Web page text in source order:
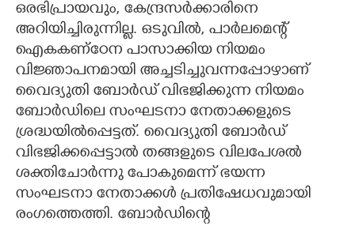
ഒരഭിപ്രായവും, കേന്ദ്രസർക്കാരിനെ
അറിയിച്ചിരുന്നില്ല. ഒടുവിൽ, പാർലമെന്റ്
ഐകകണ്ഠേന പാസാക്കിയ നിയമം
വിജ്ഞാപനമായി അച്ചടിച്ചുവന്നപ്പോഴാണ്
വൈദ്യുതി ബോർഡ് വിഭജിക്കുന്ന നിയമം
ബോർഡിലെ സംഘടനാ നേതാക്കളുടെ
ശ്രദ്ധയിൽപ്പെട്ടത്. വൈദ്യുതി ബോർഡ്
വിഭജിക്കപ്പെട്ടാൽ തങ്ങളുടെ വിലപേശൽ
ശക്തിചോർന്നു പോകുമെന്ന് ഭയന്ന
സംഘടനാ നേതാക്കൾ പ്രതിഷേധവുമായി
രംഗത്തെത്തി. ബോർഡിന്റെ